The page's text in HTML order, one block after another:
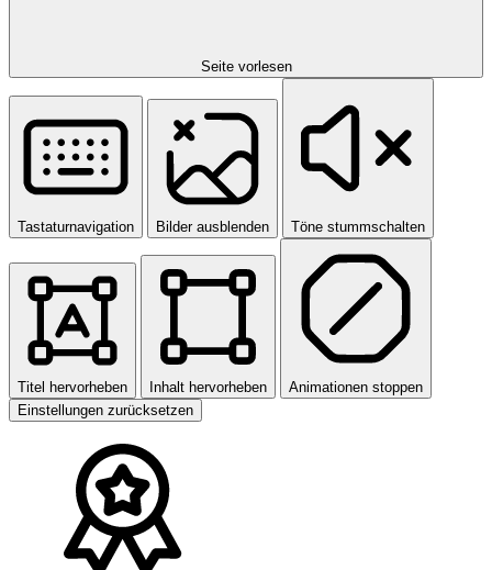
Seite vorlesen
Tastaturnavigation Bilder ausblenden Töne stummschalten
Titel hervorheben Inhalt hervorheben
Animationen stoppen
Einstellungen zurücksetzen